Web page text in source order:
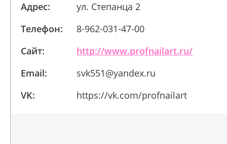
Адрес:
ул. Степанца 2
Телефон:
8-962-031-47-00
Сайт:
http://www.profnailart.ru/
Email:
svk551@yandex.ru
VK:
https://vk.com/profnailart